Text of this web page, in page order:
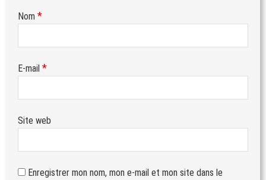
Nom *
E-mail *
Site web
Enregistrer mon nom, mon e-mail et mon site dans le